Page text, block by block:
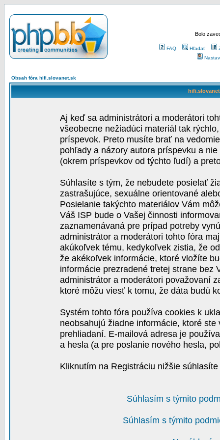
Bolo
FAQ Hľadať
Obsah fóra hifi.slovanet.sk
Aj keď sa administrátori a moderátori
všeobecne nežiadúci materiál tak
príspevok. Preto musíte brať na
pohľady a názory autora príspevku a
(okrem príspevkov od týchto ľudí) a
Súhlasíte s tým, že nebudete posielať
zastrašujúce, sexuálne orientované
Posielanie takýchto materiálov Vám
Váš ISP bude o Vašej činnosti
zaznamenávaná pre prípad potreby
administrátor a moderátori tohto fóra
akúkoľvek tému, kedykoľvek zistia, že
že akékoľvek informácie, ktoré vložíte
informácie prezradené tretej strane bez
administrátor a moderátori považovaní
ktoré môžu viesť k tomu, že dáta budú
Systém tohto fóra používa cookies k
neobsahujú žiadne informácie, ktoré
prehliadaní. E-mailová adresa je
a hesla (a pre poslanie nového hesla,
Kliknutím na Registráciu nižšie
Súhlasím s týmito
Súhlasím s týmito